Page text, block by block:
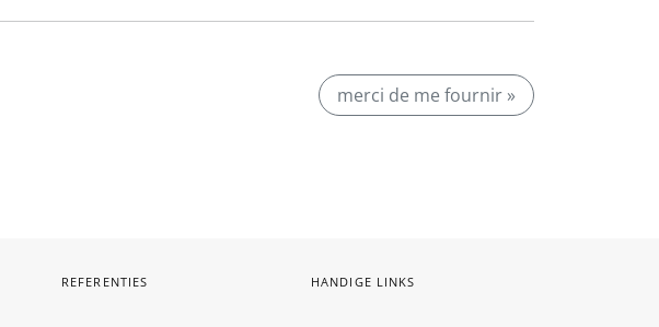
merci de me fournir »
REFERENTIES HANDIGE LINKS